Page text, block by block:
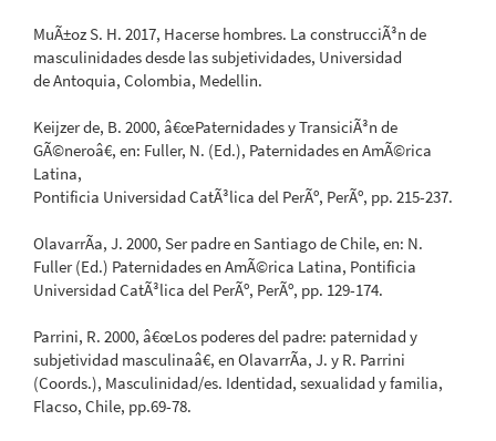
MuÃ±oz S. H. 2017, Hacerse hombres. La construcciÃ³n de
masculinidades desde las subjetividades, Universidad
de Antoquia, Colombia, Medellin.
Keijzer de, B. 2000, â€œPaternidades y TransiciÃ³n de
GÃ©neroâ€, en: Fuller, N. (Ed.), Paternidades en AmÃ©rica
Latina,
Pontificia Universidad CatÃ³lica del PerÃº, PerÃº, pp. 215-237.
OlavarrÃ­a, J. 2000, Ser padre en Santiago de Chile, en: N.
Fuller (Ed.) Paternidades en AmÃ©rica Latina, Pontificia
Universidad CatÃ³lica del PerÃº, PerÃº, pp. 129-174.
Parrini, R. 2000, â€œLos poderes del padre: paternidad y
subjetividad masculinaâ€, en OlavarrÃ­a, J. y R. Parrini
(Coords.), Masculinidad/es. Identidad, sexualidad y familia,
Flacso, Chile, pp.69-78.